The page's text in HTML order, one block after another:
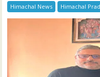
Himachal News Himachal